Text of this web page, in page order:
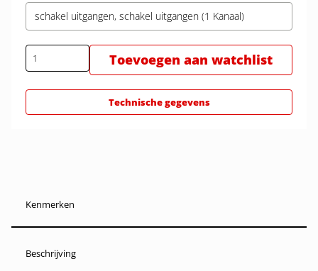
schakel uitgangen, schakel uitgangen (1 Kanaal)
Toevoegen aan watchlist
Technische gegevens
Kenmerken
Beschrijving